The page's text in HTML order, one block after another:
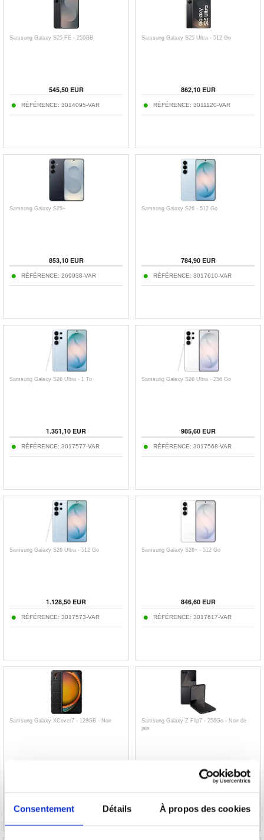
Consentement Détails À propos des cookies
Samsung Galaxy S25 FE - 256GB
545,50EUR
RÉFÉRENCE: 3014095-VAR
Samsung Galaxy S25 Ultra - 512 Go
862,10EUR
RÉFÉRENCE: 3011120-VAR
Samsung Galaxy S25+
853,10EUR
RÉFÉRENCE: 269938-VAR
Samsung Galaxy S26 - 512 Go
784,90EUR
RÉFÉRENCE: 3017610-VAR
Samsung Galaxy S26 Ultra - 1 To
1.351,10 EUR
RÉFÉRENCE: 3017577-VAR
Samsung Galaxy S26 Ultra - 256 Go
985,60EUR
RÉFÉRENCE: 3017568-VAR
Samsung Galaxy S26 Ultra - 512 Go
1.128,50 EUR
RÉFÉRENCE: 3017573-VAR
Samsung Galaxy S26+ - 512 Go
846,60EUR
RÉFÉRENCE: 3017617-VAR
Samsung Galaxy XCover7 - 128GB - Noir
Samsung Galaxy Z Flip7 - 256Go - Noir de
jais
862,10EUR